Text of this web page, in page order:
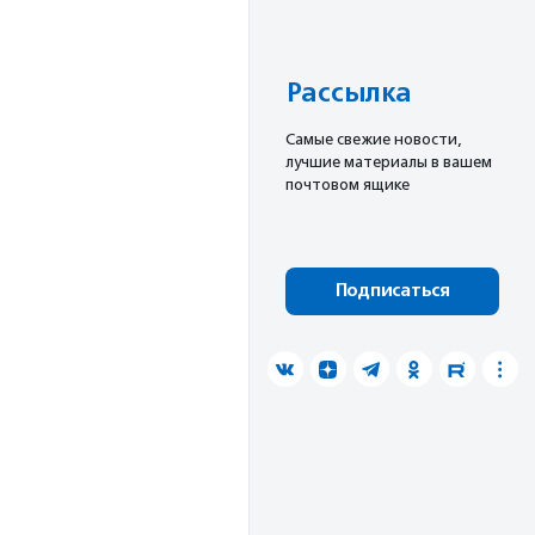
Рассылка
Cамые свежие новости,
лучшие материалы в вашем
почтовом ящике
Подписаться